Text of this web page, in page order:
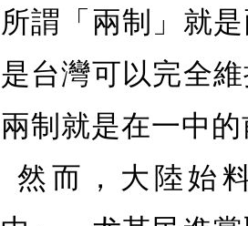
所謂「兩制」就
是台灣可以完全
兩制就是在一中
然而，大陸始